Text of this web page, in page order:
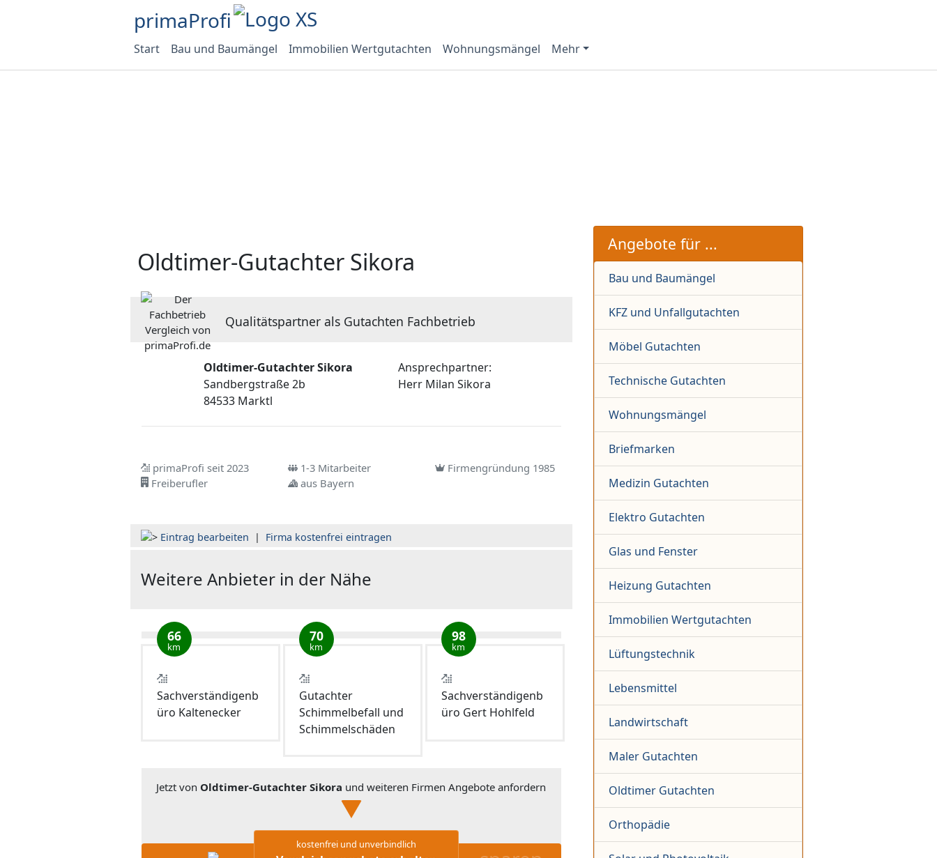
primaProfi
Start Bau und Baumängel Immobilien Wertgutachten Wohnungsmängel Mehr
Oldtimer-Gutachter Sikora
Qualitätspartner als Gutachten Fachbetrieb
Oldtimer-Gutachter Sikora
Sandbergstraße 2b
84533 Marktl
Ansprechpartner:
Herr Milan Sikora
primaProfi seit 2023 1-3 Mitarbeiter
Firmengründung 1985
Freiberufler
aus Bayern
Eintrag bearbeiten | Firma kostenfrei eintragen
Weitere Anbieter in der Nähe
66
km
Sachverständigenb
üro Kaltenecker
70
km
Gutachter
Schimmelbefall und
Schimmelschäden
98
km
Sachverständigenb
üro Gert Hohlfeld
Jetzt von Oldtimer-Gutachter Sikora und weiteren Firmen Angebote anfordern
kostenfrei und unverbindlich
Angebote für ...
Bau und Baumängel
KFZ und Unfallgutachten
Möbel Gutachten
Technische Gutachten
Wohnungsmängel
Briefmarken
Medizin Gutachten
Elektro Gutachten
Glas und Fenster
Heizung Gutachten
Immobilien Wertgutachten
Lüftungstechnik
Lebensmittel
Landwirtschaft
Maler Gutachten
Oldtimer Gutachten
Orthopädie